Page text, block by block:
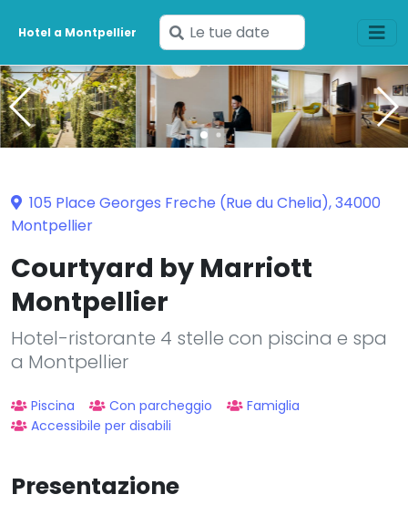
Hotel a Montpellier
Inserisci
le
tue
date
105 Place Georges Freche (Rue du Chelia), 34000
Montpellier
Courtyard by Marriott
Montpellier
Hotel-ristorante 4 stelle con piscina e spa
a Montpellier
Piscina Con parcheggio
Famiglia
Accessibile per disabili
Presentazione